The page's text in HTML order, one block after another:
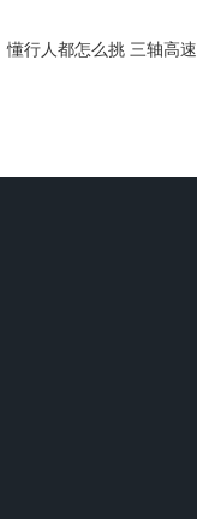
懂行人都怎么挑 三轴高